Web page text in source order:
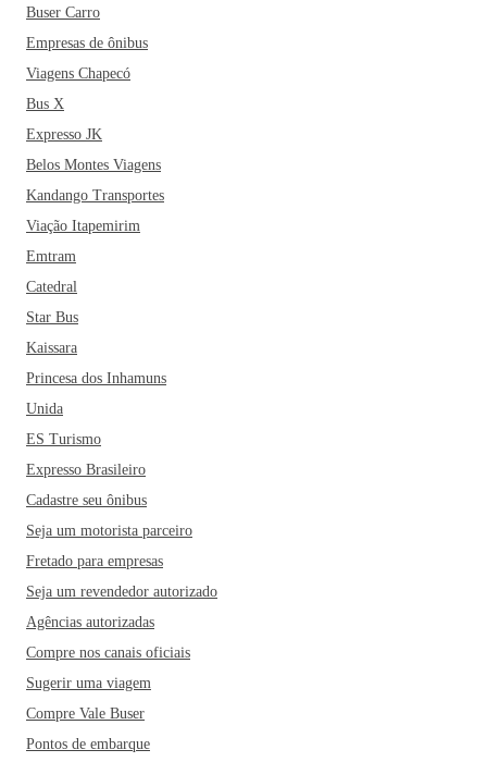
Buser Carro
Empresas de ônibus
Viagens Chapecó
Bus X
Expresso JK
Belos Montes Viagens
Kandango Transportes
Viação Itapemirim
Emtram
Catedral
Star Bus
Kaissara
Princesa dos Inhamuns
Unida
ES Turismo
Expresso Brasileiro
Cadastre seu ônibus
Seja um motorista parceiro
Fretado para empresas
Seja um revendedor autorizado
Agências autorizadas
Compre nos canais oficiais
Sugerir uma viagem
Compre Vale Buser
Pontos de embarque